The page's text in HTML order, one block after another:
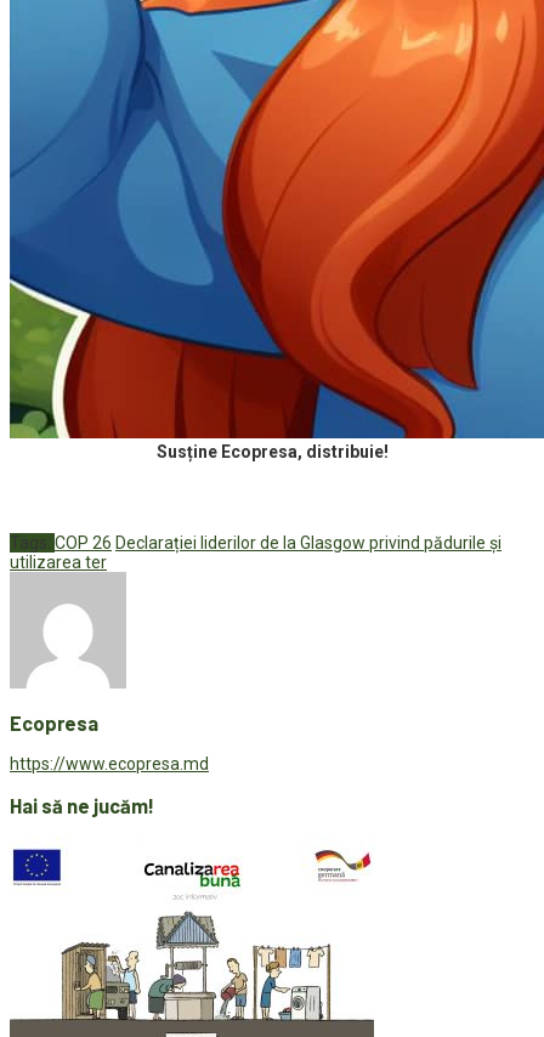
Susține Ecopresa, distribuie!
Tags: COP 26 Declarației liderilor de la Glasgow privind pădurile și
utilizarea ter
Ecopresa
https://www.ecopresa.md
Hai să ne jucăm!